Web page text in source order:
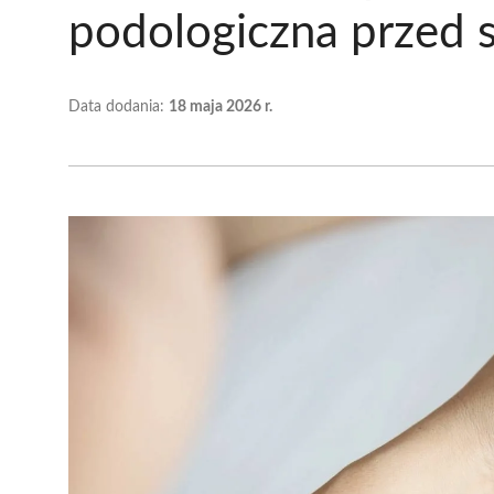
podologiczna przed
Data dodania: 18 maja 2026 r.